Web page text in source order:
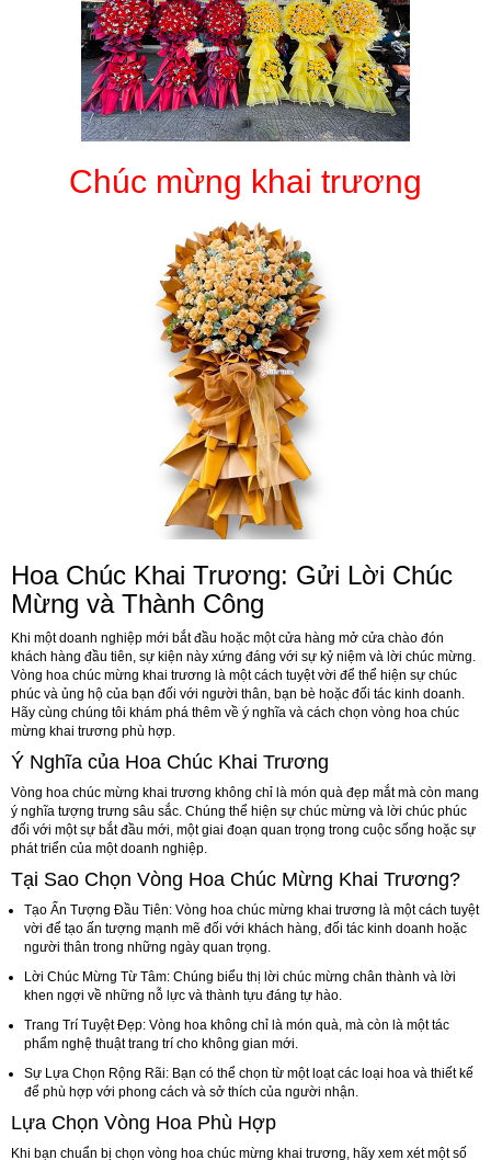
Chúc mừng khai trương
Hoa Chúc Khai Trương: Gửi Lời Chúc
Mừng và Thành Công
Khi một doanh nghiệp mới bắt đầu hoặc một cửa hàng mở cửa chào đón
khách hàng đầu tiên, sự kiện này xứng đáng với sự kỷ niệm và lời chúc mừng.
Vòng hoa chúc mừng khai trương là một cách tuyệt vời để thể hiện sự chúc
phúc và ủng hộ của bạn đối với người thân, bạn bè hoặc đối tác kinh doanh.
Hãy cùng chúng tôi khám phá thêm về ý nghĩa và cách chọn vòng hoa chúc
mừng khai trương phù hợp.
Ý Nghĩa của Hoa Chúc Khai Trương
Vòng hoa chúc mừng khai trương không chỉ là món quà đẹp mắt mà còn mang
ý nghĩa tượng trưng sâu sắc. Chúng thể hiện sự chúc mừng và lời chúc phúc
đối với một sự bắt đầu mới, một giai đoạn quan trọng trong cuộc sống hoặc sự
phát triển của một doanh nghiệp.
Tại Sao Chọn Vòng Hoa Chúc Mừng Khai Trương?
Tạo Ấn Tượng Đầu Tiên: Vòng hoa chúc mừng khai trương là một cách tuyệt
vời để tạo ấn tượng mạnh mẽ đối với khách hàng, đối tác kinh doanh hoặc
người thân trong những ngày quan trọng.
Lời Chúc Mừng Từ Tâm: Chúng biểu thị lời chúc mừng chân thành và lời
khen ngợi về những nỗ lực và thành tựu đáng tự hào.
Trang Trí Tuyệt Đẹp: Vòng hoa không chỉ là món quà, mà còn là một tác
phẩm nghệ thuật trang trí cho không gian mới.
Sự Lựa Chọn Rộng Rãi: Bạn có thể chọn từ một loạt các loại hoa và thiết kế
để phù hợp với phong cách và sở thích của người nhận.
Lựa Chọn Vòng Hoa Phù Hợp
Khi bạn chuẩn bị chọn vòng hoa chúc mừng khai trương, hãy xem xét một số